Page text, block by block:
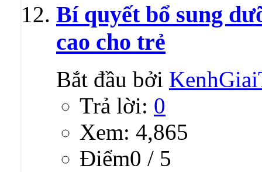
Bí quyết bổ sung
cao cho trẻ
Bắt đầu bởi
Trả lời: 0
Xem: 4,865
Ðiểm0 / 5